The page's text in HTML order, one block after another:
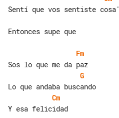
Sentí que vos sentiste cosa'
Entonces supe que
Fm
G
Cm
Y esa felicidad